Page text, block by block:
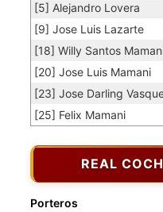
[5] Alejandro Lovera
[9] Jose Luis Lazarte
[18] Willy Santos
[20] Jose Luis Mamani
[23] Jose Darling
[25] Felix Mamani
REAL
Porteros